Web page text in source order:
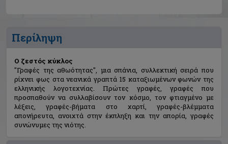
Περίληψη
Ο ζεστός κύκλος
"Γραφές της αθωότητας", μια σπάνια, συλλεκτική σειρά που
ρίχνει φως στα νεανικά γραπτά 15 καταξιωμένων φωνών της
ελληνικής λογοτεχνίας. Πρώτες γραφές, γραφές που
προσπαθούν να συλλαβίσουν τον κόσμο, τον φτιαγμένο με
λέξεις, γραφές-βήματα στο χαρτί, γραφές-βλέμματα
απονήρευτα, ανοιχτά στην έκπληξη και την απορία, γραφές
συνώνυμες της νιότης.